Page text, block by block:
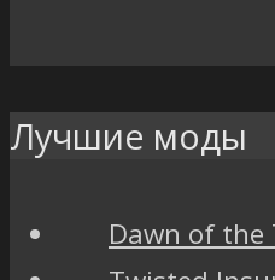
Лучшие моды
Dawn of the